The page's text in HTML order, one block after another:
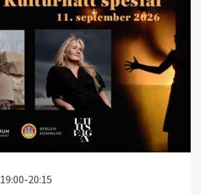
19:00-20:15